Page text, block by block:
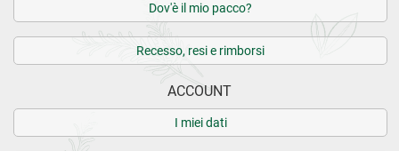
Dov'è il mio pacco?
Recesso, resi e rimborsi
ACCOUNT
I miei dati